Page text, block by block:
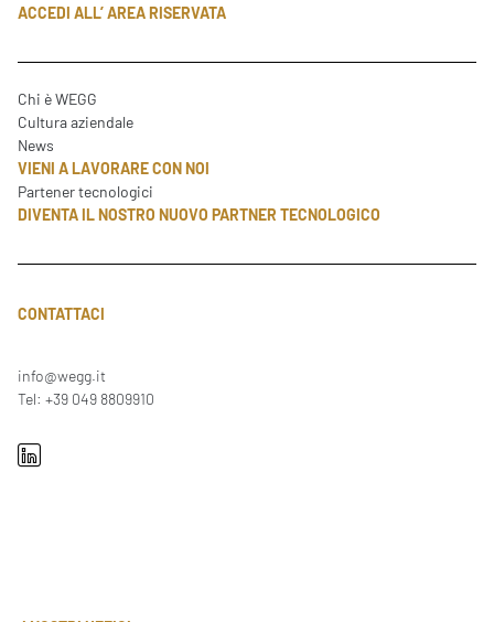
ACCEDI ALL’ AREA RISERVATA
Chi è WEGG
Cultura aziendale
News
VIENI A LAVORARE CON NOI
Partener tecnologici
DIVENTA IL NOSTRO NUOVO PARTNER TECNOLOGICO
CONTATTACI
info@wegg.it
Tel: +39 049 8809910